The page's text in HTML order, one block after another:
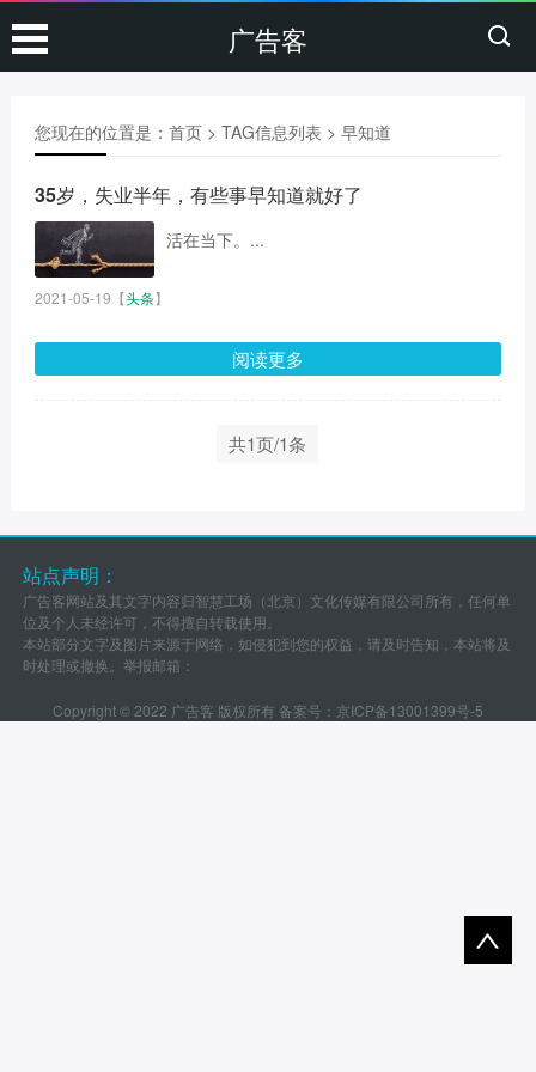
广告客
您现在的位置是： 首页> TAG信息列表 > 早知道
35岁，失业半年，有些事早知道就好了
活在当下。...
2021-05-19 【头条】
阅读更多
共1页/1条
站点声明：
广告客网站及其文字内容归智慧工场（北京）文化传媒有限公司所有，任何单
位及个人未经许可，不得擅自转载使用。
本站部分文字及图片来源于网络，如侵犯到您的权益，请及时告知，本站将及
时处理或撤换。举报邮箱：
Copyright © 2022 广告客 版权所有 备案号： 京ICP备13001399号-5